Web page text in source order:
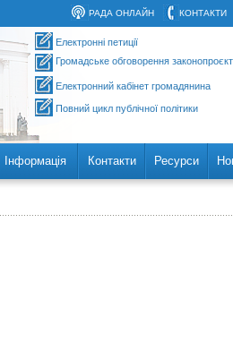
КОНТАКТИ
РАДА ОНЛАЙН
Електронні петиції
Громадське обговорення
Електронний кабінет громадянина
Повний цикл публічної політики
Інформація Контакти Ресурси